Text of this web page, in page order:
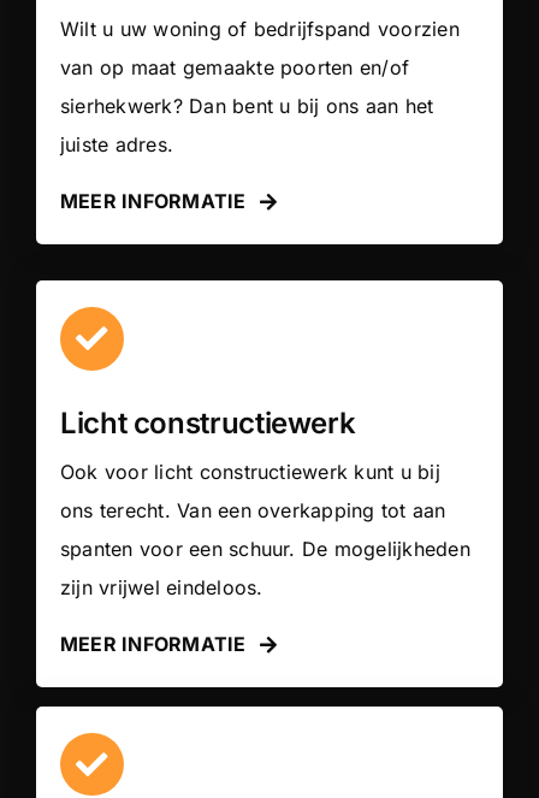
Wilt u uw woning of bedrijfspand voorzien
van op maat gemaakte poorten en/of
sierhekwerk? Dan bent u bij ons aan het
juiste adres.
MEER INFORMATIE
Licht constructiewerk
Ook voor licht constructiewerk kunt u bij
ons terecht. Van een overkapping tot aan
spanten voor een schuur. De mogelijkheden
zijn vrijwel eindeloos.
MEER INFORMATIE